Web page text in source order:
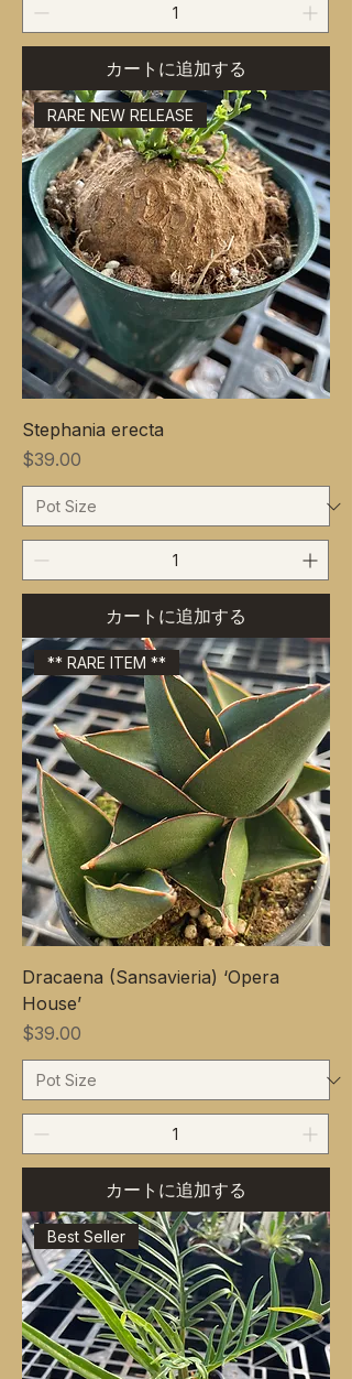
カートに追加する
RARE NEW RELEASE
Stephania erecta
価格
$39.00
カートに追加する
** RARE ITEM **
Dracaena (Sansavieria) ‘Opera
House’
価格
$39.00
カートに追加する
Best Seller